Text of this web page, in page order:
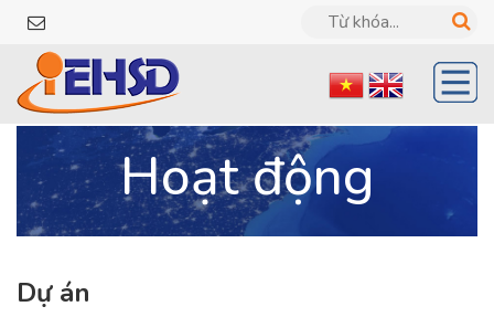
Hoạt động
Dự án